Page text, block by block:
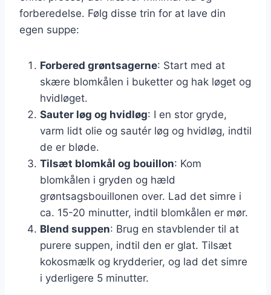
forberedelse. Følg disse trin for at lave din
egen suppe:
Forbered grøntsagerne: Start med at
skære blomkålen i buketter og hak løget og
hvidløget.
Sauter løg og hvidløg: I en stor gryde,
varm lidt olie og sautér løg og hvidløg, indtil
de er bløde.
Tilsæt blomkål og bouillon: Kom
blomkålen i gryden og hæld
grøntsagsbouillonen over. Lad det simre i
ca. 15-20 minutter, indtil blomkålen er mør.
Blend suppen: Brug en stavblender til at
purere suppen, indtil den er glat. Tilsæt
kokosmælk og krydderier, og lad det simre
i yderligere 5 minutter.